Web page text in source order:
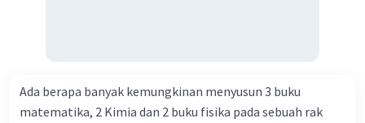
yang dilakukan dengan operasi simpan pinjam 23.
Lembaga keuangan non bank yang memiliki fungsi
Ada berapa banyak kemungkinan menyusun 3 buku
matematika, 2 Kimia dan 2 buku fisika pada sebuah rak